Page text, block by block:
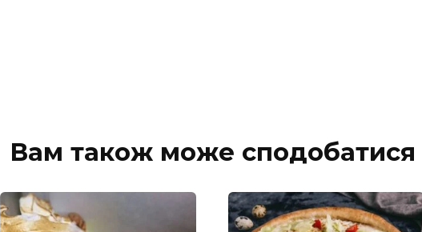
Вам також може сподобатися